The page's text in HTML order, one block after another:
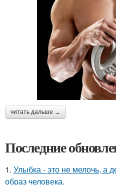
читать дальше →
Последние
1. Улыбка - это не мелочь, а
образ человека.